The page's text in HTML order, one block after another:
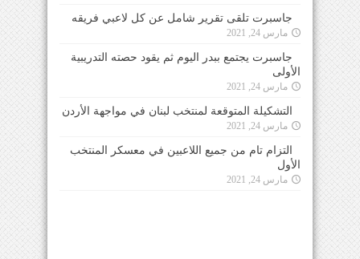
جاسبرت تلقى تقرير شامل عن كل لاعبي فريقه
مارس 24, 2021
جاسبرت يجتمع ببدر اليوم ثم يقود حصته التدريبية
الأولى
مارس 24, 2021
التشكيلة المتوقعة لمنتخب لبنان في مواجهة الأردن
مارس 24, 2021
التزام تام من جميع اللاعبين في معسكر المنتخب
الأول
مارس 24, 2021